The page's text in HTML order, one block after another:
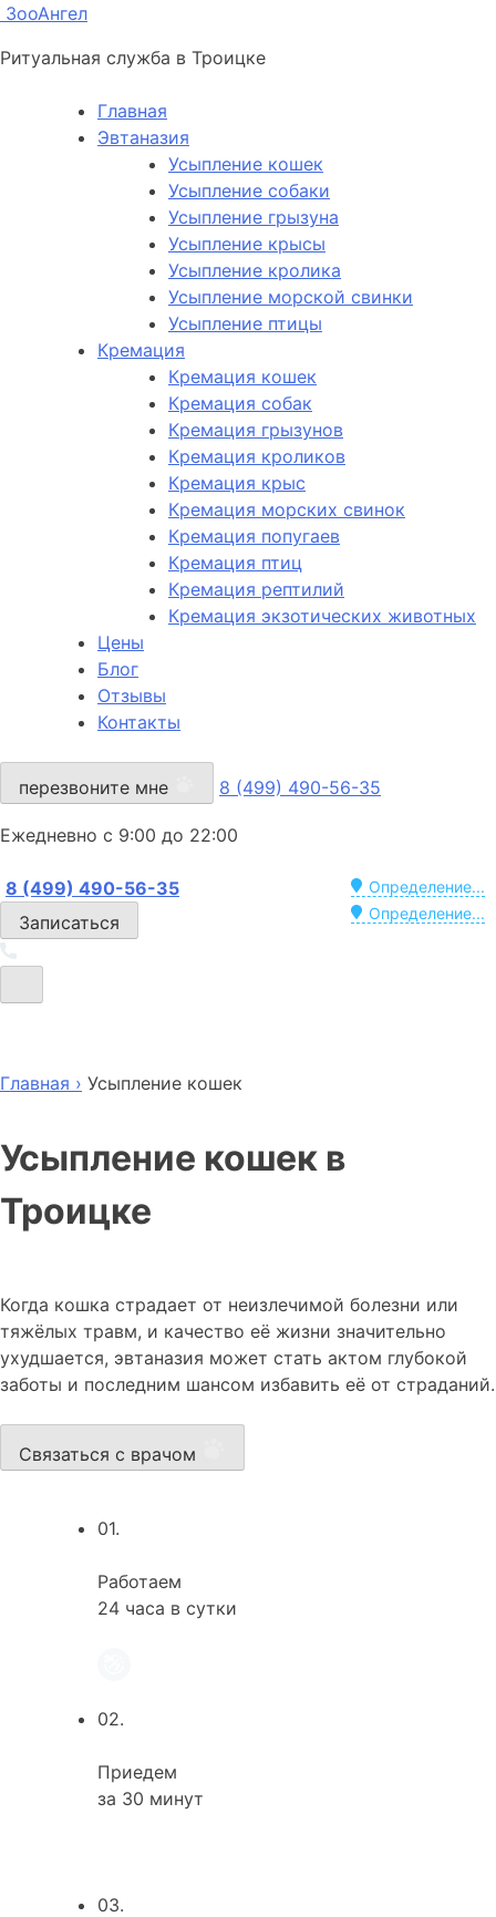
ЗооАнгел
Ритуальная служба в Троицке
Главная
Эвтаназия
Усыпление кошек
Усыпление собаки
Усыпление грызуна
Усыпление крысы
Усыпление кролика
Усыпление морской свинки
Усыпление птицы
Кремация
Кремация кошек
Кремация собак
Кремация грызунов
Кремация кроликов
Кремация крыс
Кремация морских свинок
Кремация попугаев
Кремация птиц
Кремация рептилий
Кремация экзотических животных
Цены
Блог
Отзывы
Контакты
перезвоните мне 8 (499) 490-56-35
Ежедневно с 9:00 до 22:00
Определение...
8 (499) 490-56-35
Определение...
Записаться
Главная › Усыпление кошек
Усыпление кошек в
Троицке
Когда кошка страдает от неизлечимой болезни или
тяжёлых травм, и качество её жизни значительно
ухудшается, эвтаназия может стать актом глубокой
заботы и последним шансом избавить её от страданий.
Связаться с врачом
01.
Работаем
24 часа в сутки
02.
Приедем
за 30 минут
03.